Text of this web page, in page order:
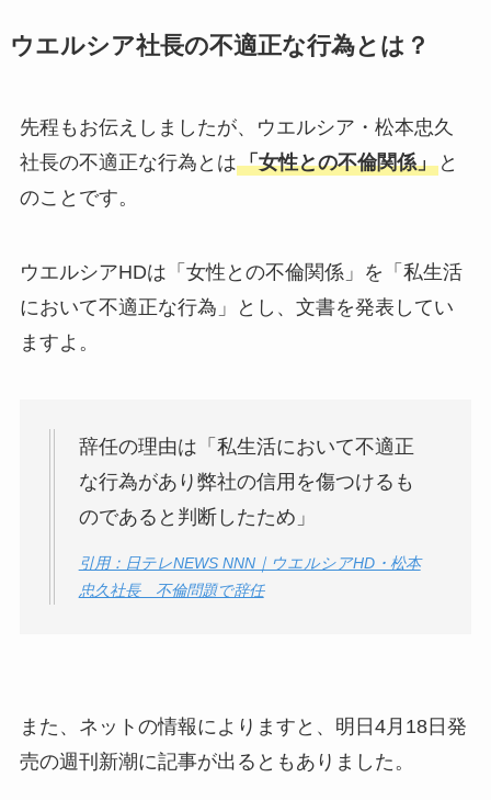
ウエルシア社長の不適正な行為とは？
先程もお伝えしましたが、ウエルシア・松本忠久
社長の不適正な行為とは「女性との不倫関係」と
のことです。
ウエルシアHDは「女性との不倫関係」を「私生活
において不適正な行為」とし、文書を発表してい
ますよ。
辞任の理由は「私生活において不適正
な行為があり弊社の信用を傷つけるも
のであると判断したため」
引用：日テレNEWS NNN｜ウエルシアHD・松本
忠久社長 不倫問題で辞任
また、ネットの情報によりますと、明日4月18日発
売の週刊新潮に記事が出るともありました。